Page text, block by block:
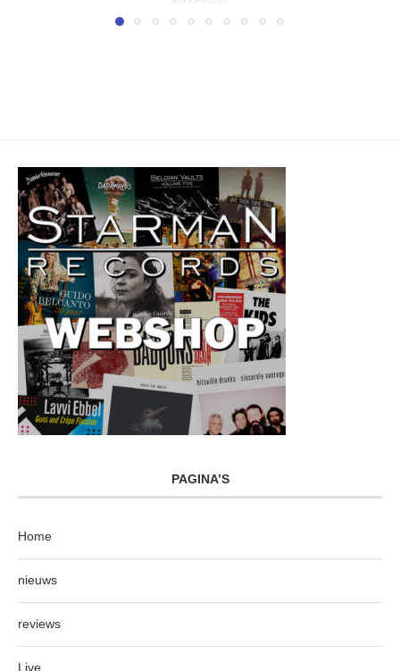
PAGINA’S
Home
nieuws
reviews
Live